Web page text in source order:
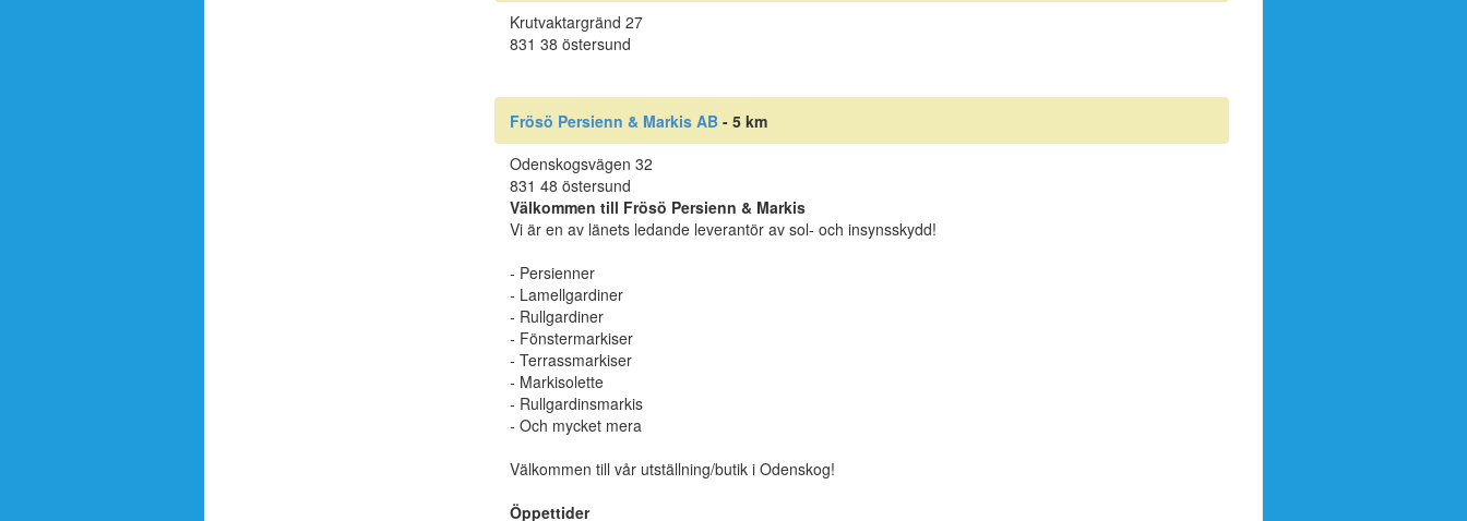
Krutvaktargränd 27
831 38 östersund
Frösö Persienn & Markis AB- 5 km
Odenskogsvägen 32
831 48 östersund
Välkommen till Frösö Persienn & Markis
Vi är en av länets ledande leverantör av sol- och insynsskydd!
- Persienner
- Lamellgardiner
- Rullgardiner
- Fönstermarkiser
- Terrassmarkiser
- Markisolette
- Rullgardinsmarkis
- Och mycket mera
Välkommen till vår utställning/butik i Odenskog!
Öppettider